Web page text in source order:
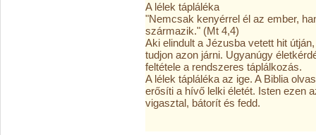
A lélek tápláléka
"Nemcsak kenyérrel él az ember,
származik." (Mt 4,4)
Aki elindult a Jézusba vetett hit
tudjon azon járni. Ugyanúgy
feltétele a rendszeres táplálkozás.
A lélek tápláléka az ige. A Biblia
erősíti a hívő lelki életét. Isten ezen
vigasztal, bátorít és fedd.